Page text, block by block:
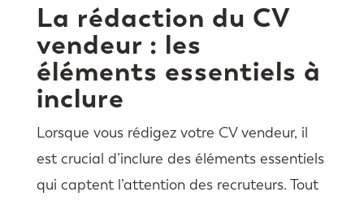
La rédaction du CV
vendeur : les
éléments essentiels à
inclure
Lorsque vous rédigez votre CV vendeur, il
est crucial d’inclure des éléments essentiels
qui captent l’attention des recruteurs. Tout